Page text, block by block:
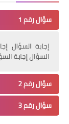
أخبار البص
سؤال رقم 1
إجابة السؤال
السؤال إجابة
سؤال رقم 2
سؤال رقم 3